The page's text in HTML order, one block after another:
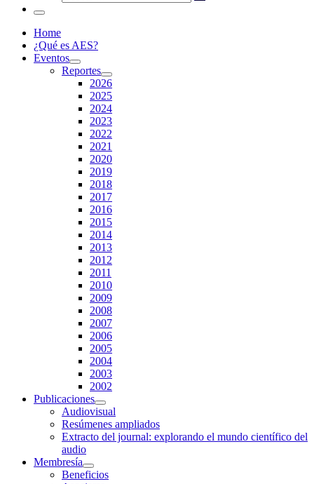
Buscar
Menú
Home
¿Qué es AES?
Eventos
Reportes
2026
2025
2024
2023
2022
2021
2020
2019
2018
2017
2016
2015
2014
2013
2012
2011
2010
2009
2008
2007
2006
2005
2004
2003
2002
Publicaciones
Audiovisual
Resúmenes ampliados
Extracto del journal: explorando el mundo científico del
audio
Membresía
Beneficios